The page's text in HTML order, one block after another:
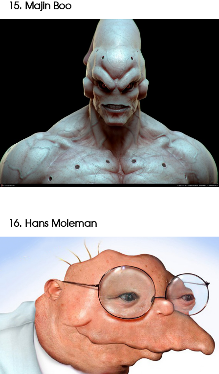
15. Majin Boo
16. Hans Moleman